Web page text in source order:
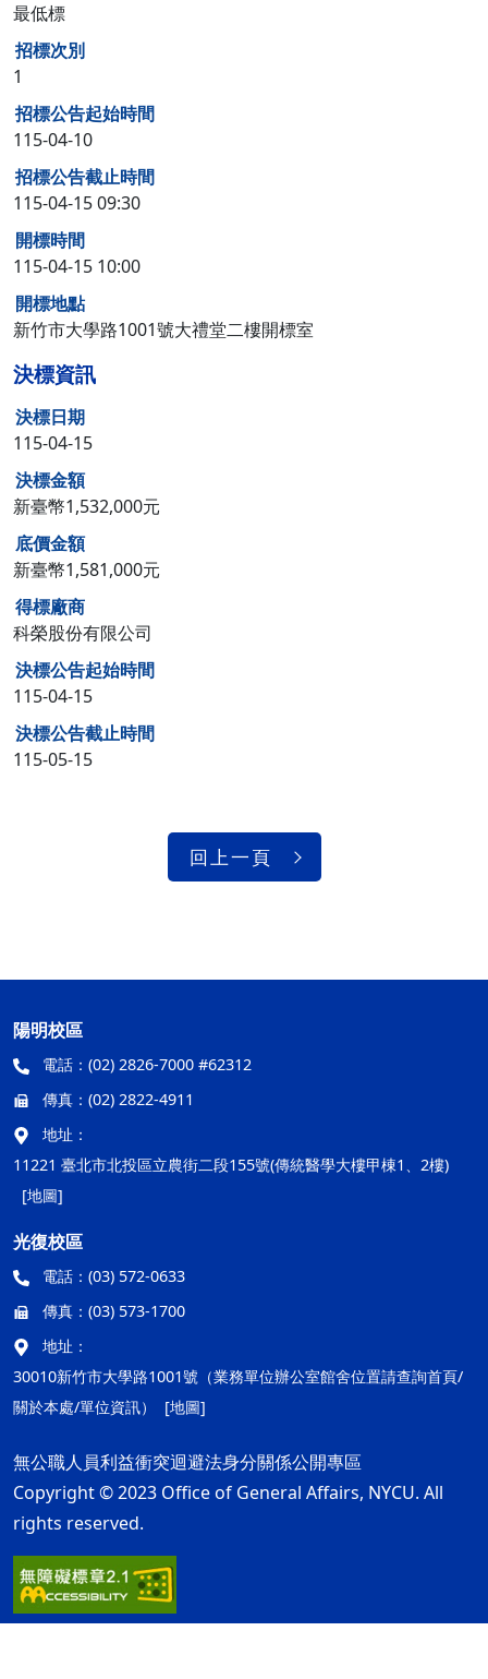
最低標
招標次別
1
招標公告起始時間
115-04-10
招標公告截止時間
115-04-15 09:30
開標時間
115-04-15 10:00
開標地點
新竹市大學路1001號大禮堂二樓開標室
決標資訊
決標日期
115-04-15
決標金額
新臺幣1,532,000元
底價金額
新臺幣1,581,000元
得標廠商
科榮股份有限公司
決標公告起始時間
115-04-15
決標公告截止時間
115-05-15
回上一頁
陽明校區
電話： (02) 2826-7000 #62312
傳真： (02) 2822-4911
地址：
11221 臺北市北投區立農街二段155號(傳統醫學大樓甲棟1、2樓)
[地圖]
光復校區
電話： (03) 572-0633
傳真： (03) 573-1700
地址：
30010新竹市大學路1001號（業務單位辦公室館舍位置請查詢首頁/
關於本處/單位資訊）
[地圖]
無公職人員利益衝突迴避法身分關係公開專區
Copyright © 2023 Office of General Affairs, NYCU. All
rights reserved.